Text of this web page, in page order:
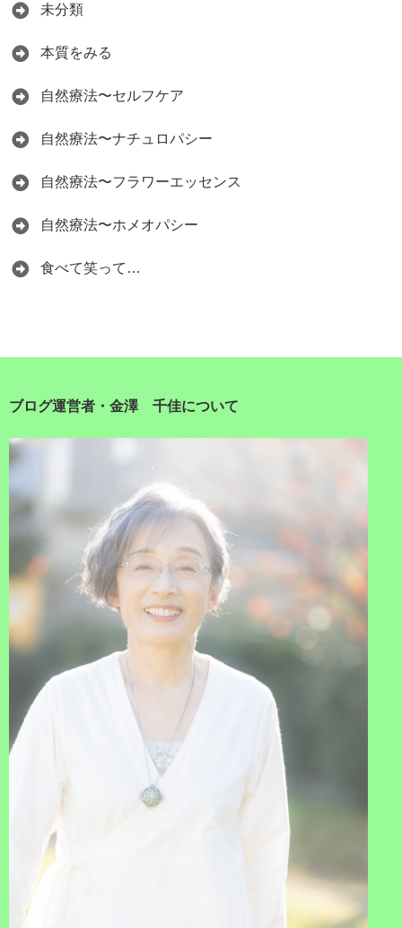
未分類
本質をみる
自然療法〜セルフケア
自然療法〜ナチュロパシー
自然療法〜フラワーエッセンス
自然療法〜ホメオパシー
食べて笑って…
ブログ運営者・金澤 千佳について